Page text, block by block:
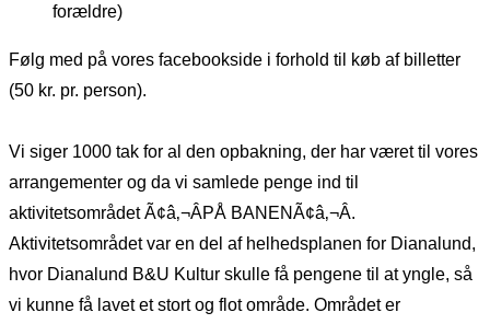
forældre)
Følg med på vores facebookside i forhold til køb af billetter
(50 kr. pr. person).
Vi siger 1000 tak for al den opbakning, der har været til vores
arrangementer og da vi samlede penge ind til
aktivitetsområdet Ã¢â‚¬ÂPÅ BANENÃ¢â‚¬Â.
Aktivitetsområdet var en del af helhedsplanen for Dianalund,
hvor Dianalund B&U Kultur skulle få pengene til at yngle, så
vi kunne få lavet et stort og flot område. Området er